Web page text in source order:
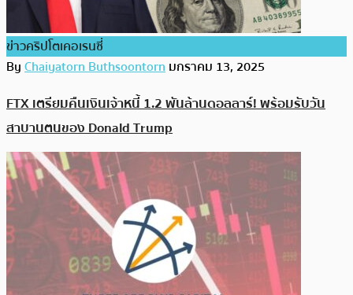
ข่าวคริปโตเคอเรนซี่
ByChaiyatorn Buthsoontornมกราคม 13, 2025
FTX เตรียมคืนเงินเจ้าหนี้ 1.2 พันล้านดอลลาร์! พร้อมรับวัน
สาบานตนของ Donald Trump